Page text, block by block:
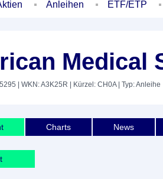
Anleihen ETF/ETP
Medical
| WKN: A3K25R | Kürzel: CH0A| Typ: Anleihe
Charts News